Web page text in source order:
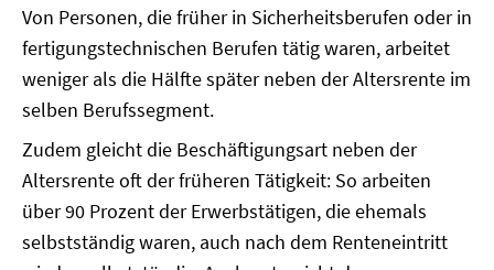
Von Personen, die früher in Sicherheitsberufen oder in
fertigungstechnischen Berufen tätig waren, arbeitet
weniger als die Hälfte später neben der Altersrente im
selben Berufssegment.
Zudem gleicht die Beschäftigungsart neben der
Altersrente oft der früheren Tätigkeit: So arbeiten
über 90 Prozent der Erwerbstätigen, die ehemals
selbstständig waren, auch nach dem Renteneintritt